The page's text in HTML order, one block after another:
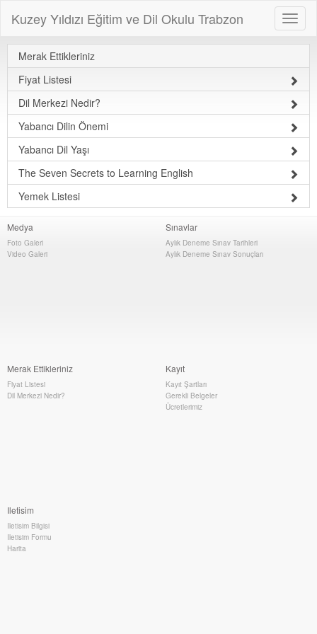
Kuzey Yıldızı Eğitim ve Dil Okulu Trabzon
Merak Ettikleriniz
Fiyat Listesi
Dil Merkezi Nedir?
Yabancı Dilin Önemi
Yabancı Dil Yaşı
The Seven Secrets to Learning English
Yemek Listesi
Medya
Foto Galeri
Video Galeri
Sınavlar
Aylık Deneme Sınav Tarihleri
Aylık Deneme Sınav Sonuçları
Merak Ettikleriniz
Fiyat Listesi
Dil Merkezi Nedir?
Kayıt
Kayıt Şartları
Gerekli Belgeler
Ücretlerimiz
Iletisim
Iletisim Bilgisi
Iletisim Formu
Harita